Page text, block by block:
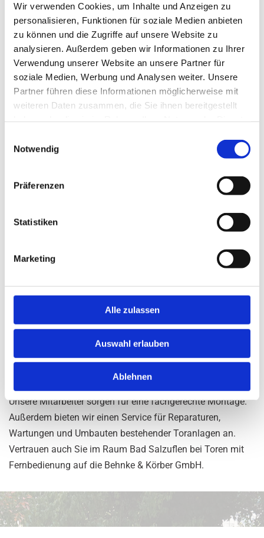
Wir verwenden Cookies, um Inhalte und Anzeigen zu
personalisieren, Funktionen für soziale Medien anbieten
zu können und die Zugriffe auf unsere Website zu
analysieren. Außerdem geben wir Informationen zu Ihrer
Verwendung unserer Website an unsere Partner für
soziale Medien, Werbung und Analysen weiter. Unsere
Partner führen diese Informationen möglicherweise mit
weiteren Daten zusammen, die Sie ihnen bereitgestellt
Notwendig
Präferenzen
Statistiken
Marketing
Alle zulassen
Auswahl erlauben
Ablehnen
berät Sie bei Planung und Anschaffung. Entdecken Sie
darüber hinaus unsere hochwertigen und praktischen
Garagentore. Sie sind strapazierfähig, korrosionsgeschützt,
wetterfest und langlebig. Entscheiden Sie sich für eine
Bauweise, die zu den baulichen Gegebenheiten und den
Platzverhältnissen passt. Hier die verfügbaren Toranlagen
im Überblick:
Rolltore
Schiebetore
Torsysteme mit elektrischem Antrieb
Für Privat- und Firmengelände bieten wir moderne
Toranlagen mit elektrischem Antrieb. Ob als Garagentore,
Einfahrten oder Zauntore, alle Modelle sind robust und
funktional. Sie lassen sich leicht steuern und sind für
Unsere Mitarbeiter sorgen für eine fachgerechte Montage.
Außerdem bieten wir einen Service für Reparaturen,
Wartungen und Umbauten bestehender Toranlagen an.
Vertrauen auch Sie im Raum Bad Salzuflen bei Toren mit
Fernbedienung auf die Behnke & Körber GmbH.